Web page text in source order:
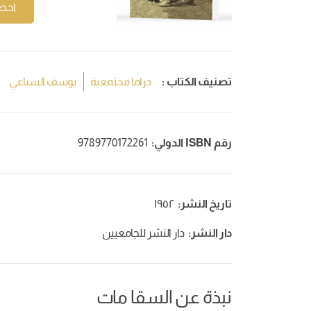
تصنيف الكتاب : دراما مجتمعية يوسف السباعي
رقم ISBN الدولي: 9789770172261
تاريخ النشر: ١٩٥٢
دار النشر: دار النشر للجامعيين
نبذة عن السقا مات